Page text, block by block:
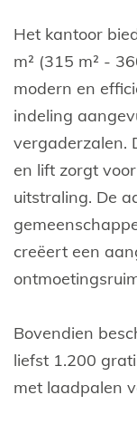
Het kantoor
m² (315 m² -
modern en
indeling
vergaderzalen.
en lift zorgt
uitstraling. De
creëert een
Bovendien
liefst 1.200
met laadpalen